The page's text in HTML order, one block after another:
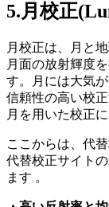
5.月校正
月校正は、月と
月面の放射輝度
す。月には大気
信頼性の高い校正
月を用いた校正
ここからは、代
代替校正サイト
ます 。